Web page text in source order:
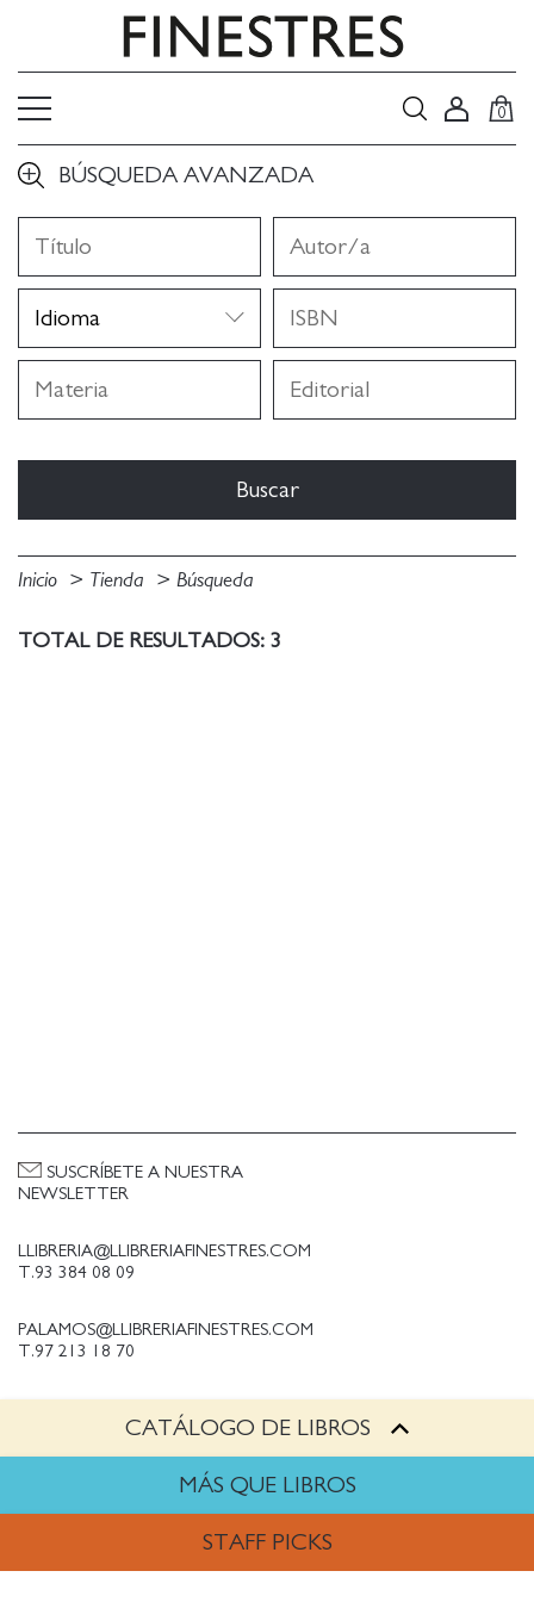
0
BÚSQUEDA AVANZADA
Inicio Tienda Búsqueda
TOTAL DE RESULTADOS: 3
CATÁLOGO DE LIBROS
MÁS QUE LIBROS
STAFF PICKS
LLIBRERIA@LLIBRERIAFINESTRES.COM
T.93 384 08 09
PALAMOS@LLIBRERIAFINESTRES.COM
T.97 213 18 70
PALESTINA@LLIBRERIAFINESTRES.COM
TRABAJA CON NOSOTROS
SUSCRÍBETE A NUESTRA
NEWSLETTER